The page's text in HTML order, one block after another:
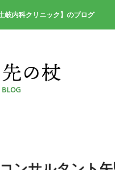
岐内科クリニック】のブログ
BLOG